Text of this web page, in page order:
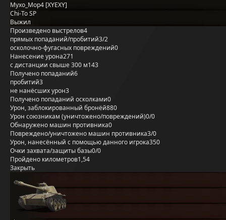
Myxo_Mop4 [XYEXY]
Chi-To SP
Выжил
Произведено выстрелов4
прямых попаданий/пробитий3/2
осколочно-фугасных повреждений0
Нанесение урона271
с дистанции свыше 300 м143
Получено попаданий6
пробитий3
не нанёсших урон3
Получено попаданий осколками0
Урон, заблокированный бронёй880
Урон союзникам (уничтожено/повреждений)0/0
Обнаружено машин противника0
Повреждено/уничтожено машин противника3/0
Урон, нанесённый с помощью данного игрока350
Очки захвата/защиты базы0/0
Пройдено километров1,54
Закрыть